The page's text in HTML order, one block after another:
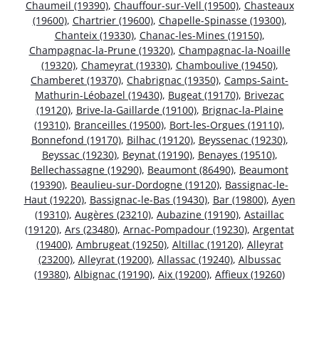
Chaumeil (19390), Chauffour-sur-Vell (19500), Chasteaux
(19600), Chartrier (19600), Chapelle-Spinasse (19300),
Chanteix (19330), Chanac-les-Mines (19150),
Champagnac-la-Prune (19320), Champagnac-la-Noaille
(19320), Chameyrat (19330), Chamboulive (19450),
Chamberet (19370), Chabrignac (19350), Camps-Saint-
Mathurin-Léobazel (19430), Bugeat (19170), Brivezac
(19120), Brive-la-Gaillarde (19100), Brignac-la-Plaine
(19310), Branceilles (19500), Bort-les-Orgues (19110),
Bonnefond (19170), Bilhac (19120), Beyssenac (19230),
Beyssac (19230), Beynat (19190), Benayes (19510),
Bellechassagne (19290), Beaumont (86490), Beaumont
(19390), Beaulieu-sur-Dordogne (19120), Bassignac-le-
Haut (19220), Bassignac-le-Bas (19430), Bar (19800), Ayen
(19310), Augères (23210), Aubazine (19190), Astaillac
(19120), Ars (23480), Arnac-Pompadour (19230), Argentat
(19400), Ambrugeat (19250), Altillac (19120), Alleyrat
(23200), Alleyrat (19200), Allassac (19240), Albussac
(19380), Albignac (19190), Aix (19200), Affieux (19260)